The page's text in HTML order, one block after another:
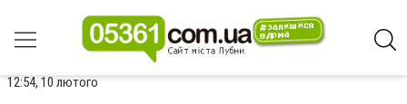
12:54, 10 лютого